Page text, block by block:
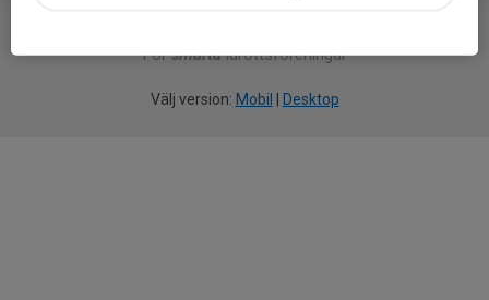
Försmartaidrottsföreningar
Välj version: Mobil Desktop